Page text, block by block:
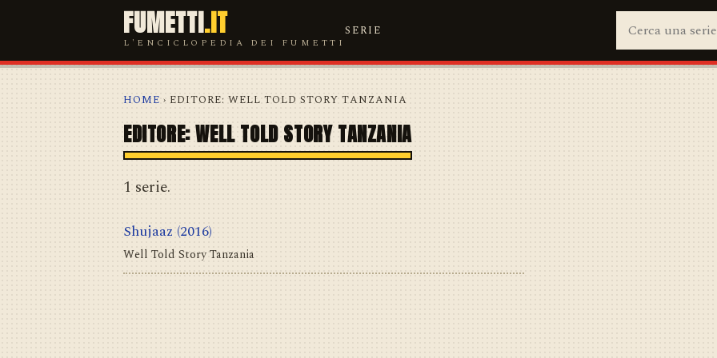
FUMETTI.IT
L'ENCICLOPEDIA DEI FUMETTI
SERIE
HOME › EDITORE: WELL TOLD STORY TANZANIA
EDITORE: WELL TOLD STORY TANZANIA
1 serie.
Shujaaz (2016)
Well Told Story Tanzania